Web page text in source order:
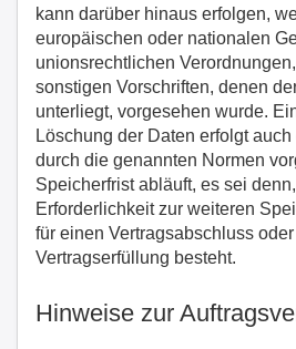
kann darüber hinaus erfolgen,
europäischen oder nationalen
unionsrechtlichen
sonstigen Vorschriften, denen
unterliegt, vorgesehen wurde.
Löschung der Daten erfolgt
durch die genannten Normen
Speicherfrist abläuft, es sei
Erforderlichkeit zur weiteren
für einen Vertragsabschluss
Vertragserfüllung besteht.
Hinweise zur